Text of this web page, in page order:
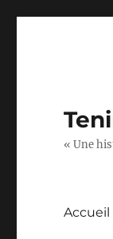
« Une
Accueil